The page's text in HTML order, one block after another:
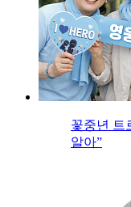
꽃중년 트
알아”